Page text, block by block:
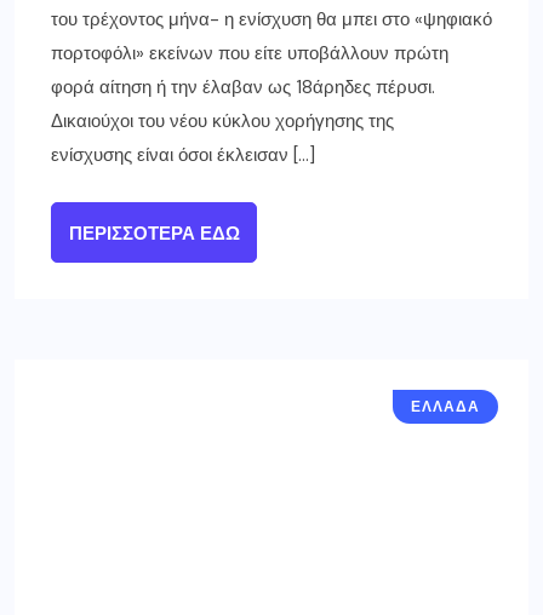
του τρέχοντος μήνα- η ενίσχυση θα μπει στο «ψηφιακό
πορτοφόλι» εκείνων που είτε υποβάλλουν πρώτη
φορά αίτηση ή την έλαβαν ως 18άρηδες πέρυσι.
Δικαιούχοι του νέου κύκλου χορήγησης της
ενίσχυσης είναι όσοι έκλεισαν […]
ΠΕΡΙΣΣΌΤΕΡΑ ΕΔΏ
ΕΛΛΑΔΑ